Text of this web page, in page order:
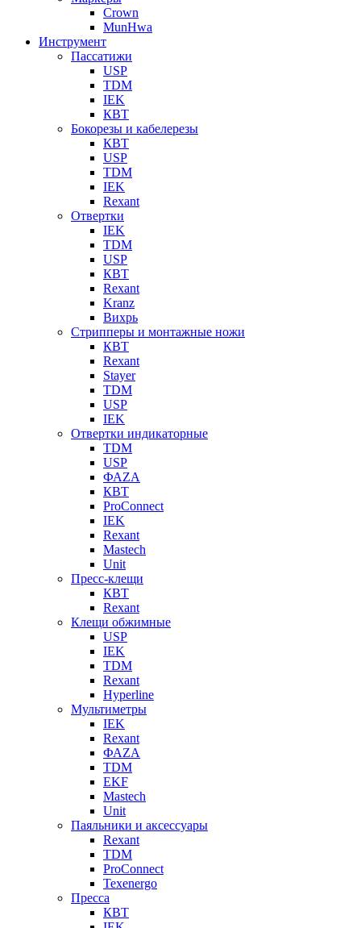
Crown
MunHwa
Инструмент
Пассатижи
USP
TDM
IEK
КВТ
Бокорезы и кабелерезы
КВТ
USP
TDM
IEK
Rexant
Отвертки
IEK
TDM
USP
КВТ
Rexant
Kranz
Вихрь
Стрипперы и монтажные ножи
КВТ
Rexant
Stayer
TDM
USP
IEK
Отвертки индикаторные
TDM
USP
ФАZА
КВТ
ProConnect
IEK
Rexant
Mastech
Unit
Пресс-клещи
КВТ
Rexant
Клещи обжимные
USP
IEK
TDM
Rexant
Hyperline
Мультиметры
IEK
Rexant
ФАZА
TDM
EKF
Mastech
Unit
Паяльники и аксессуары
Rexant
TDM
ProConnect
Texenergo
Пресса
КВТ